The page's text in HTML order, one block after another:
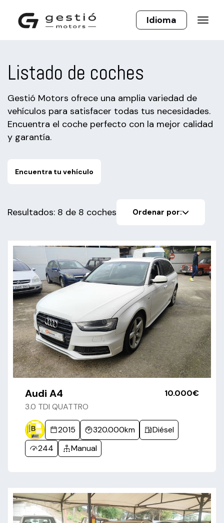
Listado de coches
Gestió Motors ofrece una amplia variedad de
vehículos para satisfacer todas tus necesidades.
Encuentra el coche perfecto con la mejor calidad
y garantía.
Encuentra tu vehículo
Resultados: 8 de 8 coches Ordenar por:
Audi A4
3.0 TDI QUATTRO
10.000€
2015 320.000km
Diésel
244
Manual